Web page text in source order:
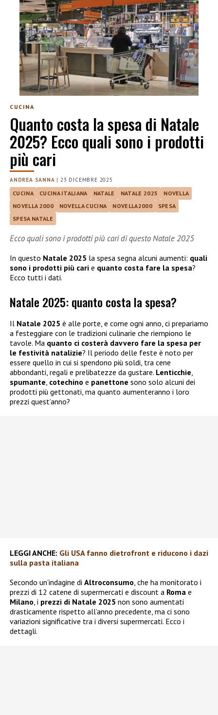
CUCINA
Quanto costa la spesa di Natale
2025? Ecco quali sono i prodotti
più cari
ANDREA SANNA |23 DICEMBRE 2025
CUCINA CUCINA ITALIANA NATALE NATALE 2025
NOVELLA
NOVELLA 2000
NOVELLA CUCINA NOVELLA2000
SPESA
SPESA NATALE
Ecco quali sono i prodotti più cari di questo Natale 2025
In questo Natale 2025 la spesa segna alcuni aumenti: quali
sono i prodotti più cari e quanto costa fare la spesa?
Ecco tutti i dati.
Natale 2025: quanto costa la spesa?
Il Natale 2025 è alle porte, e come ogni anno, ci prepariamo
a festeggiare con le tradizioni culinarie che riempiono le
tavole. Ma quanto ci costerà davvero fare la spesa per
le festività natalizie? Il periodo delle feste è noto per
essere quello in cui si spendono più soldi, tra cene
abbondanti, regali e prelibatezze da gustare. Lenticchie,
spumante, cotechino e panettone sono solo alcuni dei
prodotti più gettonati, ma quanto aumenteranno i loro
prezzi quest’anno?
LEGGI ANCHE: Gli USA fanno dietrofront e riducono i dazi
sulla pasta italiana
Secondo un’indagine di Altroconsumo, che ha monitorato i
prezzi di 12 catene di supermercati e discount a Roma e
Milano, i prezzi di Natale 2025 non sono aumentati
drasticamente rispetto all’anno precedente, ma ci sono
variazioni significative tra i diversi supermercati. Ecco i
dettagli.